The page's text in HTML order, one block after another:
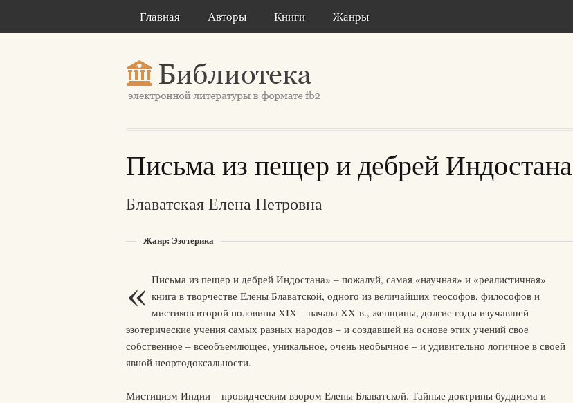
Главная Авторы Книги Жанры
Письма из пещер и дебрей Индостана
Блаватская Елена Петровна
Жанр: Эзотерика
« Письма из пещер и дебрей Индостана» – пожалуй, самая «научная» и «реалистичная»
книга в творчестве Елены Блаватской, одного из величайших теософов, философов и
мистиков второй половины XIX – начала XX в., женщины, долгие годы изучавшей
эзотерические учения самых разных народов – и создавшей на основе этих учений свое
собственное – всеобъемлющее, уникальное, очень необычное – и удивительно логичное в своей
явной неортодоксальности.
Мистицизм Индии – провидческим взором Елены Блаватской. Тайные доктрины буддизма и